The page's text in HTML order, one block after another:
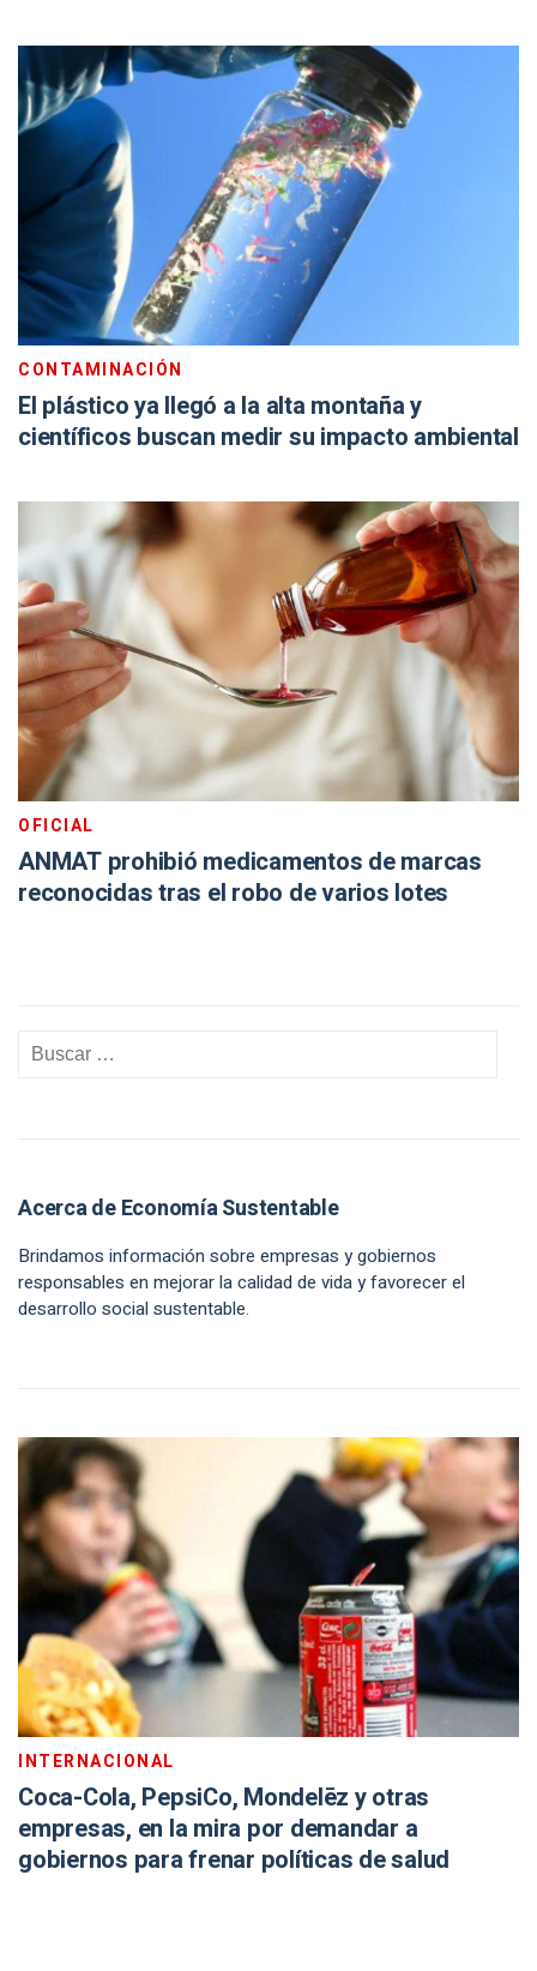
CONTAMINACIÓN
El plástico ya llegó a la alta montaña y
científicos buscan medir su impacto ambiental
OFICIAL
ANMAT prohibió medicamentos de marcas
reconocidas tras el robo de varios lotes
Acerca de Economía Sustentable
Brindamos información sobre empresas y gobiernos
responsables en mejorar la calidad de vida y favorecer el
desarrollo social sustentable.
INTERNACIONAL
Coca-Cola, PepsiCo, Mondelēz y otras
empresas, en la mira por demandar a
gobiernos para frenar políticas de salud